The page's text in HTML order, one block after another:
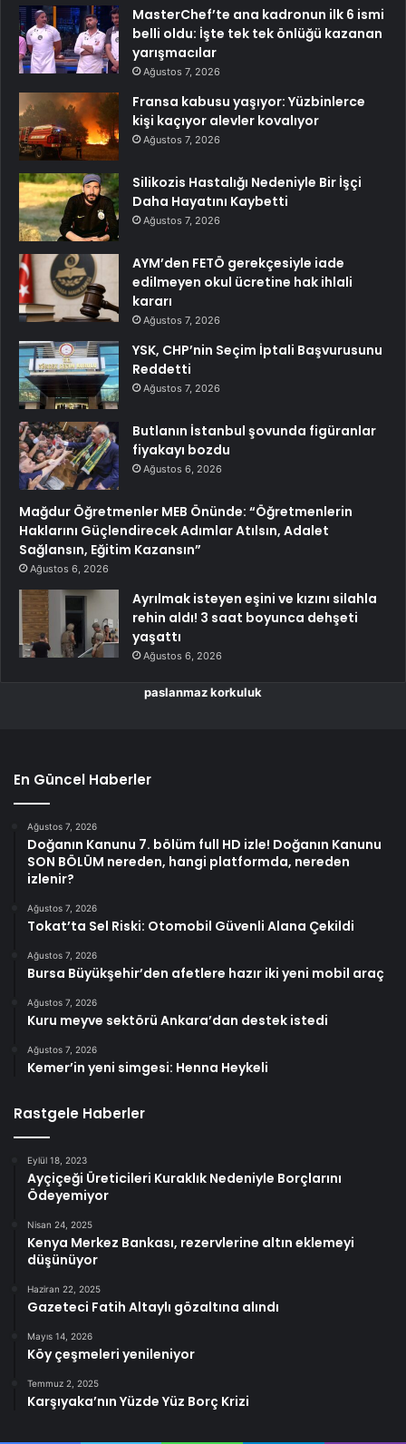
MasterChef’te ana kadronun ilk 6 ismi
belli oldu: İşte tek tek önlüğü kazanan
yarışmacılar
Ağustos 7, 2026
Fransa kabusu yaşıyor: Yüzbinlerce
kişi kaçıyor alevler kovalıyor
Ağustos 7, 2026
Silikozis Hastalığı Nedeniyle Bir İşçi
Daha Hayatını Kaybetti
Ağustos 7, 2026
AYM’den FETÖ gerekçesiyle iade
edilmeyen okul ücretine hak ihlali
kararı
Ağustos 7, 2026
YSK, CHP’nin Seçim İptali Başvurusunu
Reddetti
Ağustos 7, 2026
Butlanın İstanbul şovunda figüranlar
fiyakayı bozdu
Ağustos 6, 2026
Mağdur Öğretmenler MEB Önünde: “Öğretmenlerin
Haklarını Güçlendirecek Adımlar Atılsın, Adalet
Sağlansın, Eğitim Kazansın”
Ağustos 6, 2026
Ayrılmak isteyen eşini ve kızını silahla
rehin aldı! 3 saat boyunca dehşeti
yaşattı
Ağustos 6, 2026
paslanmaz korkuluk
En Güncel Haberler
Ağustos 7, 2026
Doğanın Kanunu 7. bölüm full HD izle! Doğanın Kanunu
SON BÖLÜM nereden, hangi platformda, nereden
izlenir?
Ağustos 7, 2026
Tokat’ta Sel Riski: Otomobil Güvenli Alana Çekildi
Ağustos 7, 2026
Bursa Büyükşehir’den afetlere hazır iki yeni mobil araç
Ağustos 7, 2026
Kuru meyve sektörü Ankara’dan destek istedi
Ağustos 7, 2026
Kemer’in yeni simgesi: Henna Heykeli
Rastgele Haberler
Eylül 18, 2023
Ayçiçeği Üreticileri Kuraklık Nedeniyle Borçlarını
Ödeyemiyor
Nisan 24, 2025
Kenya Merkez Bankası, rezervlerine altın eklemeyi
düşünüyor
Haziran 22, 2025
Gazeteci Fatih Altaylı gözaltına alındı
Mayıs 14, 2026
Köy çeşmeleri yenileniyor
Temmuz 2, 2025
Karşıyaka’nın Yüzde Yüz Borç Krizi